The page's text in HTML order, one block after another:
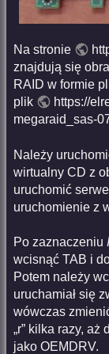
Na stronie
znajdują się
RAID w formie
plik
https://
megaraid_sas-
Należy
wirtualny CD z
uruchomić
uruchomienie z
Po zaznaczeniu
wcisnąć TAB i
Potem należy
uruchamiał się
wówczas
„r” kilka razy, aż
jako OEMDRV.